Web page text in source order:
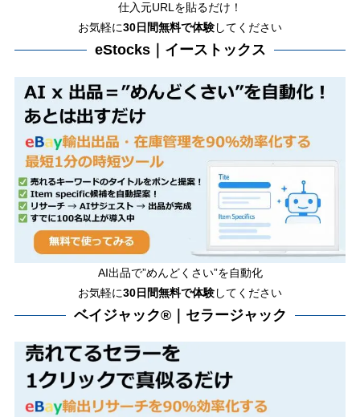
仕入元URLを貼るだけ！
お気軽に30日間無料で体験してください
eStocks｜イーストックス
AI出品で”めんどくさい”を自動化
お気軽に30日間無料で体験してください
ベイジャック®｜セラージャック